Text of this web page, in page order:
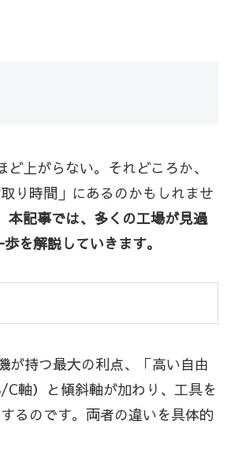
上がらない。それどころか、
り時間」にあるのかもしれませ
本記事では、多くの工場が見過
を解説していきます。
が持つ最大の利点、「高い自由
軸）と傾斜軸が加わり、工具を
るのです。両者の違いを具体的